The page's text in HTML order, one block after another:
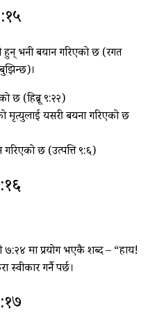
भनी बयान गरिएको छ (रगत
छ (हिब्रू ९:२२)
मृत्युलाई यसरी बयना गरिएको छ
गरिएको छ (उत्पत्ति ९:६)
७:२४ मा प्रयोग भएकै शब्द – “हाय!
गर्नै पर्छ।